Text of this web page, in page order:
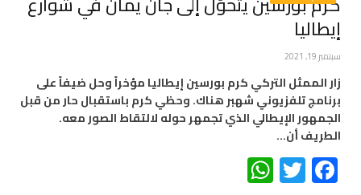
إيطاليا
سبتمبر 19, 2021
زار الممثل التركي كرم بورسين إيطاليا مؤخراً وحل ضيفاً على
برنامج تلفزيوني شهبر هناك. وحظي كرم باستقبال حار من قبل
الجمهور الإيطالي الذي تجمهر حوله لالتقاط الصور معه.
الطريف أن…
Facebook
Twitter